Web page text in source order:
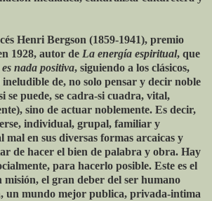
Henri Bergson (1859-1941), premio
1928, autor de La energía espiritual, que
nada positiva, siguiendo a los clásicos,
de, no solo pensar y decir noble
se puede, se cadra-si cuadra, vital,
sino de actuar noblemente. Es decir,
individual, grupal, familiar y
mal en sus diversas formas arcaicas y
de hacer el bien de palabra y obra. Hay
para hacerlo posible. Este es el
misión, el gran deber del ser humano
un mundo mejor publica, privada-intima